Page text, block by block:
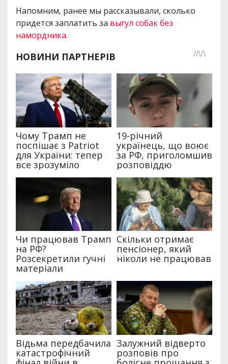
Напомним, ранее мы рассказывали, сколько
придется заплатить за выгул собак без
намордника.